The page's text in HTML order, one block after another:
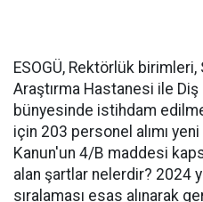
ESOGÜ, Rektörlük birimleri,
Araştırma Hastanesi ile
bünyesinde istihdam
için 203 personel alımı yeni
Kanun'un 4/B maddesi
alan şartlar nelerdir? 2024
sıralaması esas alınarak